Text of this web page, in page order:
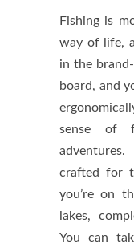
Fishing is
way of life,
in the
board, and
sense of
crafted for
you’re on
lakes,
You can